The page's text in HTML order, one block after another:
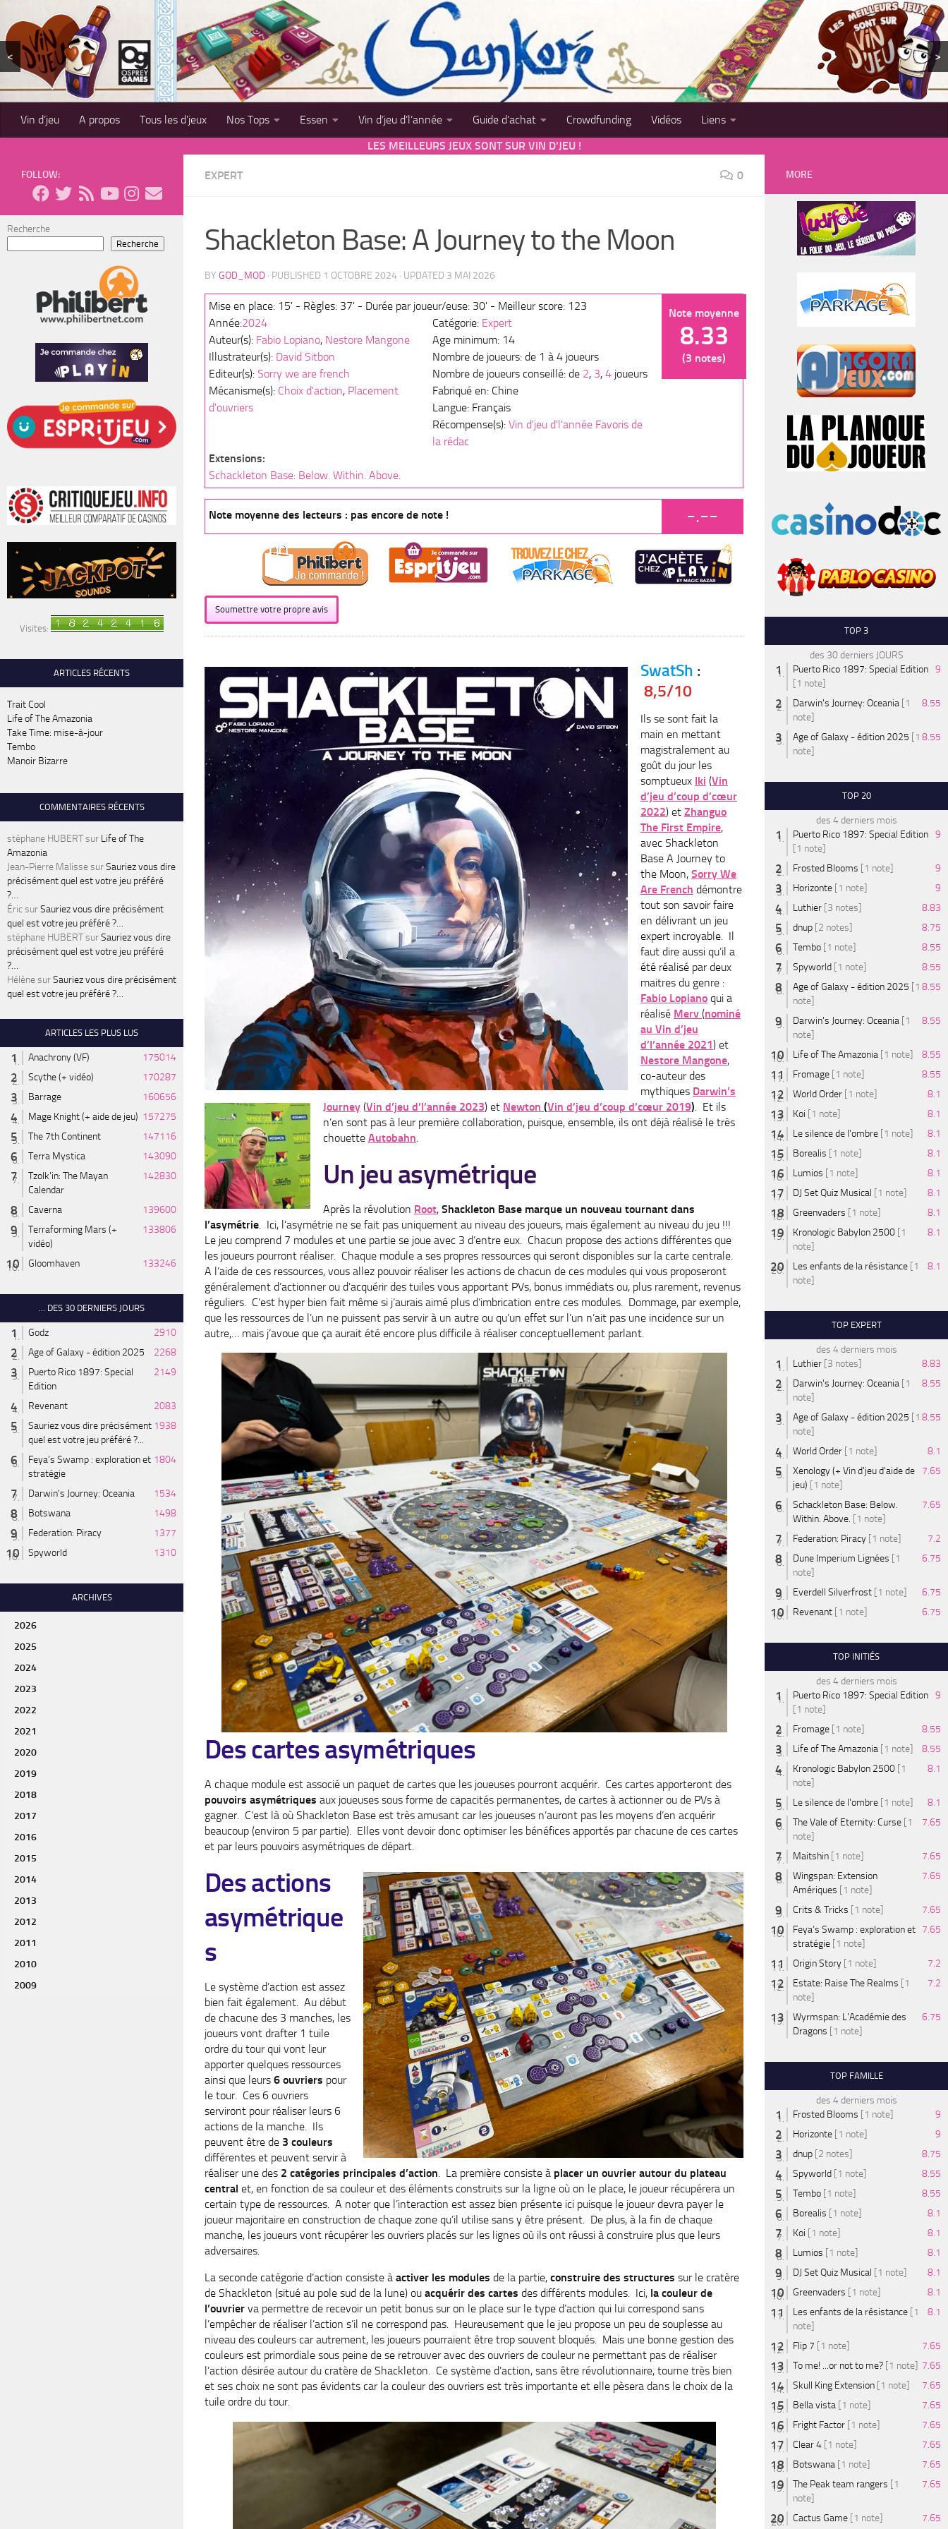
Skip to content
< >
Vin d’jeu A propos Tous les d’jeux Nos Tops Essen Vin d’jeu d’l’année Guide d’achat Crowdfunding Vidéos
Liens
LES MEILLEURS JEUX SONT SUR VIN D'JEU !
EXPERT 0
Shackleton Base: A Journey to the Moon
BY GOD_MOD · PUBLISHED 1 OCTOBRE 2024 · UPDATED 3 MAI 2026
Note moyenne
8.33
(3 notes)
Mise en place: 15' - Règles: 37' - Durée par joueur/euse: 30' - Meilleur score: 123
Année:2024
Auteur(s): Fabio Lopiano, Nestore Mangone
Illustrateur(s): David Sitbon
Editeur(s): Sorry we are french
Mécanisme(s): Choix d'action, Placement
d'ouvriers
Catégorie: Expert
Age minimum: 14
Nombre de joueurs: de 1 à 4 joueurs
Nombre de joueurs conseillé: de 2, 3, 4 joueurs
Fabriqué en: Chine
Langue: Français
Récompense(s): Vin d'jeu d'l'année Favoris de
la rédac
Extensions:
Schackleton Base: Below. Within. Above.
Note moyenne des lecteurs : pas encore de note ! -.--
Soumettre votre propre avis
SwatSh :
8,5/10
Ils se sont fait la
main en mettant
magistralement au
goût du jour les
somptueux Iki (Vin
d’jeu d’coup d’cœur
2022) et Zhanguo
The First Empire,
avec Shackleton
Base A Journey to
the Moon, Sorry We
Are French démontre
tout son savoir faire
en délivrant un jeu
expert incroyable. Il
faut dire aussi qu’il a
été réalisé par deux
maitres du genre :
Fabio Lopiano qui a
réalisé Merv (nominé
au Vin d’jeu
d’l’année 2021) et
Nestore Mangone,
co-auteur des
mythiques Darwin’s
Journey (Vin d’jeu d’l’année 2023) et Newton (Vin d’jeu d’coup d’cœur 2019) . Et ils
n’en sont pas à leur première collaboration, puisque, ensemble, ils ont déjà réalisé le très
chouette Autobahn
Un jeu asymétrique
Après la révolution Root, Shackleton Base marque un nouveau tournant dans
l’asymétrie. Ici, l’asymétrie ne se fait pas uniquement au niveau des joueurs, mais également au niveau du jeu !!!
Le jeu comprend 7 modules et une partie se joue avec 3 d’entre eux. Chacun propose des actions différentes que
les joueurs pourront réaliser. Chaque module a ses propres ressources qui seront disponibles sur la carte centrale.
A l’aide de ces ressources, vous allez pouvoir réaliser les actions de chacun de ces modules qui vous proposeront
généralement d’actionner ou d’acquérir des tuiles vous apportant PVs, bonus immédiats ou, plus rarement, revenus
réguliers. C’est hyper bien fait même si j’aurais aimé plus d’imbrication entre ces modules. Dommage, par exemple,
que les ressources de l’un ne puissent pas servir à un autre ou qu’un effet sur l’un n’ait pas une incidence sur un
autre,… mais j’avoue que ça aurait été encore plus difficile à réaliser conceptuellement parlant.
Des cartes asymétriques
A chaque module est associé un paquet de cartes que les joueuses pourront acquérir. Ces cartes apporteront des
pouvoirs asymétriques aux joueuses sous forme de capacités permanentes, de cartes à actionner ou de PVs à
gagner. C’est là où Shackleton Base est très amusant car les joueuses n’auront pas les moyens d’en acquérir
beaucoup (environ 5 par partie). Elles vont devoir donc optimiser les bénéfices apportés par chacune de ces cartes
et par leurs pouvoirs asymétriques de départ.
Des actions
asymétrique
s
Le système d’action est assez
bien fait également. Au début
de chacune des 3 manches, les
joueurs vont drafter 1 tuile
ordre du tour qui vont leur
apporter quelques ressources
ainsi que leurs 6 ouvriers pour
le tour. Ces 6 ouvriers
serviront pour réaliser leurs 6
actions de la manche. Ils
peuvent être de 3 couleurs
différentes et peuvent servir à
réaliser une des 2 catégories principales d’action. La première consiste à placer un ouvrier autour du plateau
central et, en fonction de sa couleur et des éléments construits sur la ligne où on le place, le joueur récupérera un
certain type de ressources. A noter que l’interaction est assez bien présente ici puisque le joueur devra payer le
joueur majoritaire en construction de chaque zone qu’il utilise sans y être présent. De plus, à la fin de chaque
manche, les joueurs vont récupérer les ouvriers placés sur les lignes où ils ont réussi à construire plus que leurs
adversaires.
La seconde catégorie d’action consiste à activer les modules de la partie, construire des structures sur le cratère
de Shackleton (situé au pole sud de la lune) ou acquérir des cartes des différents modules. Ici, la couleur de
l’ouvrier va permettre de recevoir un petit bonus sur on le place sur le type d’action qui lui correspond sans
l’empêcher de réaliser l’action s’il ne correspond pas. Heureusement que le jeu propose un peu de souplesse au
niveau des couleurs car autrement, les joueurs pourraient être trop souvent bloqués. Mais une bonne gestion des
couleurs est primordiale sous peine de se retrouver avec des ouvriers de couleur ne permettant pas de réaliser
l’action désirée autour du cratère de Shackleton. Ce système d’action, sans être révolutionnaire, tourne très bien
et ses choix ne sont pas évidents car la couleur des ouvriers est très importante et elle pèsera dans le choix de la
tuile ordre du tour.
FOLLOW:
Recherche
Recherche
Visites:
ARTICLES RÉCENTS
Trait Cool
Life of The Amazonia
Take Time: mise-à-jour
Tembo
Manoir Bizarre
COMMENTAIRES RÉCENTS
stéphane HUBERTsur Life of The
Amazonia
Jean-Pierre MalissesurSauriez vous dire
précisément quel est votre jeu préféré
?…
ÉricsurSauriez vous dire précisément
quel est votre jeu préféré ?…
stéphane HUBERTsurSauriez vous dire
précisément quel est votre jeu préféré
?…
HélènesurSauriez vous dire précisément
quel est votre jeu préféré ?…
ARTICLES LES PLUS LUS
Anachrony (VF)
175014
Scythe (+ vidéo)
170287
Barrage
160656
Mage Knight (+ aide de jeu) 157275
The 7th Continent
147116
Terra Mystica
143090
Tzolk'in: The Mayan
Calendar
142830
Caverna
139600
Terraforming Mars (+
vidéo)
133806
Gloomhaven 133246
... DES 30 DERNIERS JOURS
Godz
2910
Age of Galaxy - édition 2025
2268
Puerto Rico 1897: Special
Edition
2149
Revenant
2083
Sauriez vous dire précisément
quel est votre jeu préféré ?...
1938
Feya’s Swamp : exploration et
stratégie
1804
Darwin's Journey: Oceania
1534
Botswana
1498
Federation: Piracy
1377
Spyworld
1310
ARCHIVES
2026
2025
2024
2023
2022
2021
2020
2019
2018
2017
2016
2015
2014
2013
2012
2011
2010
2009
MORE
TOP 3
des 30 derniers JOURS
Puerto Rico 1897: Special Edition
[1 note]
9
Darwin's Journey: Oceania [1
note]
8.55
Age of Galaxy - édition 2025 [1
note]
8.55
TOP 20
des 4 derniers mois
Puerto Rico 1897: Special Edition
[1 note]
9
Frosted Blooms [1 note]
9
Horizonte [1 note]
9
Luthier [3 notes]
8.83
dnup [2 notes]
8.75
Tembo [1 note]
8.55
Spyworld [1 note]
8.55
Age of Galaxy - édition 2025 [1
note]
8.55
Darwin's Journey: Oceania [1
note]
8.55
Life of The Amazonia [1 note]
8.55
Fromage [1 note]
8.55
World Order [1 note]
8.1
Koi [1 note]
8.1
Le silence de l'ombre [1 note]
8.1
Borealis [1 note]
8.1
Lumios [1 note]
8.1
DJ Set Quiz Musical [1 note]
8.1
Greenvaders [1 note]
8.1
Kronologic Babylon 2500 [1
note]
8.1
Les enfants de la résistance [1
note]
8.1
TOP EXPERT
des 4 derniers mois
Luthier [3 notes]
8.83
Darwin's Journey: Oceania [1
note]
8.55
Age of Galaxy - édition 2025 [1
note]
8.55
World Order [1 note]
8.1
Xenology (+ Vin d'jeu d'aide de
jeu) [1 note]
7.65
Schackleton Base: Below.
Within. Above. [1 note]
7.65
Federation: Piracy [1 note]
7.2
Dune Imperium Lignées [1
note]
6.75
Everdell Silverfrost [1 note]
6.75
Revenant [1 note] 6.75
TOP INITIÉS
des 4 derniers mois
Puerto Rico 1897: Special Edition
[1 note]
9
Fromage [1 note]
8.55
Life of The Amazonia [1 note]
8.55
Kronologic Babylon 2500 [1
note]
8.1
Le silence de l'ombre [1 note]
8.1
The Vale of Eternity: Curse [1
note]
7.65
Maitshin [1 note]
7.65
Wingspan: Extension
Amériques [1 note]
7.65
Crits & Tricks [1 note]
7.65
Feya’s Swamp : exploration et
stratégie [1 note]
7.65
Origin Story [1 note]
7.2
Estate: Raise The Realms [1
note]
7.2
Wyrmspan: L'Académie des
Dragons [1 note]
6.75
TOP FAMILLE
des 4 derniers mois
Frosted Blooms [1 note]
9
Horizonte [1 note]
9
dnup [2 notes]
8.75
Spyworld [1 note]
8.55
Tembo [1 note]
8.55
Borealis [1 note]
8.1
Koi [1 note]
8.1
Lumios [1 note]
8.1
DJ Set Quiz Musical [1 note]
8.1
Greenvaders [1 note]
8.1
Les enfants de la résistance [1
note]
8.1
Flip 7 [1 note]
7.65
To me! ...or not to me? [1 note]
7.65
Skull King Extension [1 note]
7.65
Bella vista [1 note]
7.65
Fright Factor [1 note]
7.65
Clear 4 [1 note]
7.65
Botswana [1 note]
7.65
The Peak team rangers [1
note]
7.65
Cactus Game [1 note] 7.65